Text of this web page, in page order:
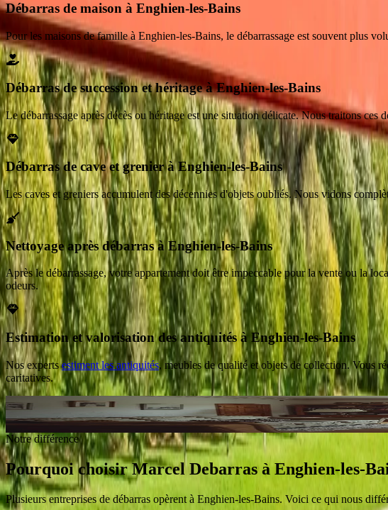
Débarras de maison à Enghien-les-Bains
Pour les maisons de famille à Enghien-les-Bains, le débarrassage est souvent plus
Débarras de succession et héritage à Enghien-les-Bains
Le débarrassage après décès ou héritage est une situation délicate. Nous traitons
Débarras de cave et grenier à Enghien-les-Bains
Les caves et greniers accumulent des décennies d'objets oubliés. Nous vidons
Nettoyage après débarras à Enghien-les-Bains
Après le débarrassage, votre appartement doit être impeccable pour la vente ou la
odeurs.
Estimation et valorisation des antiquités à Enghien-les-Bains
Nos expertsestiment les antiquités, meubles de qualité et objets de collection. Vous
caritatives.
Intervention en 48 h après validation du devis à Enghien-les-Bains
Demander un devis gratuit
Notre différence
Pourquoi choisir Marcel Debarrasà Enghien-les-
Plusieurs entreprises de débarras opèrent à Enghien-les-Bains. Voici ce qui nous